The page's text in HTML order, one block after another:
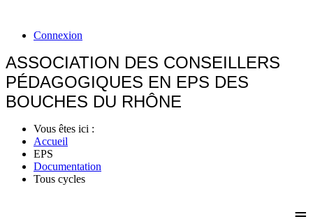
Connexion
ASSOCIATION DES CONSEILLERS
PÉDAGOGIQUES EN EPS DES
BOUCHES DU RHÔNE
Vous êtes ici :
Accueil
EPS
Documentation
Tous cycles